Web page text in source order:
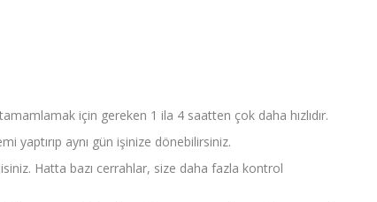
için gereken 1 ila 4 saatten çok daha hızlıdır.
yaptırıp aynı gün işinize dönebilirsiniz.
Hatta bazı cerrahlar, size daha fazla kontrol